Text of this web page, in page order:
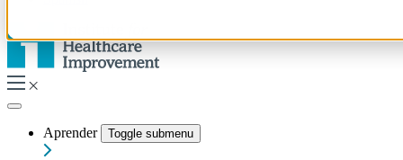
Aprender Toggle submenu